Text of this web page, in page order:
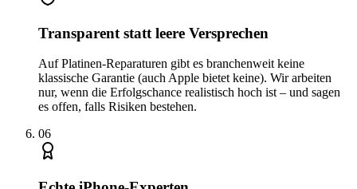
Transparent statt leere Versprechen
Auf Platinen-Reparaturen gibt es branchenweit keine
klassische Garantie (auch Apple bietet keine). Wir arbeiten
nur, wenn die Erfolgschance realistisch hoch ist – und sagen
es offen, falls Risiken bestehen.
06